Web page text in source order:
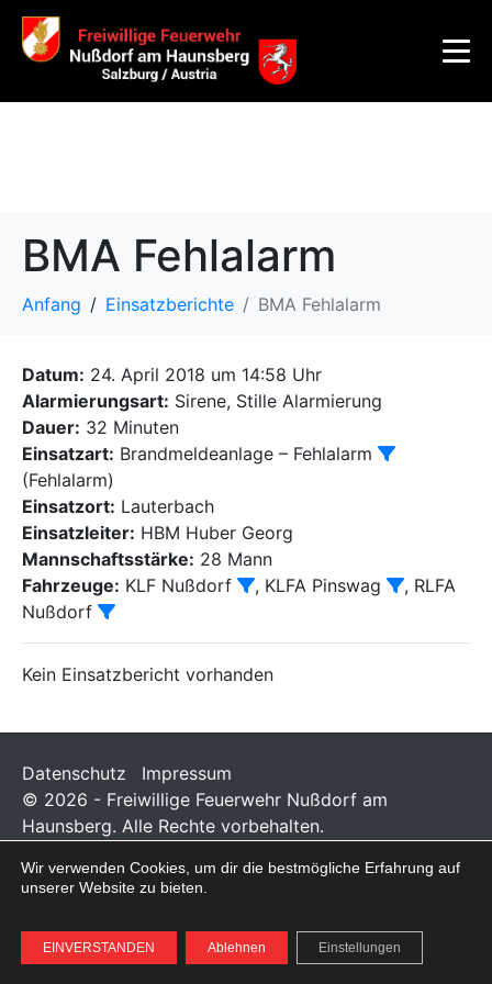
BMA Fehlalarm
Anfang Einsatzberichte BMA Fehlalarm
Datum: 24. April 2018 um 14:58 Uhr
Alarmierungsart: Sirene, Stille Alarmierung
Dauer: 32 Minuten
Einsatzart: Brandmeldeanlage – Fehlalarm
(Fehlalarm)
Einsatzort: Lauterbach
Einsatzleiter: HBM Huber Georg
Mannschaftsstärke: 28 Mann
Fahrzeuge: KLF Nußdorf , KLFA Pinswag
, RLFA
Nußdorf
Kein Einsatzbericht vorhanden
Datenschutz
Impressum
© 2026 - Freiwillige Feuerwehr Nußdorf am
Haunsberg. Alle Rechte vorbehalten.
Wir verwenden Cookies, um dir die bestmögliche Erfahrung auf
unserer Website zu bieten.
EINVERSTANDEN Ablehnen Einstellungen